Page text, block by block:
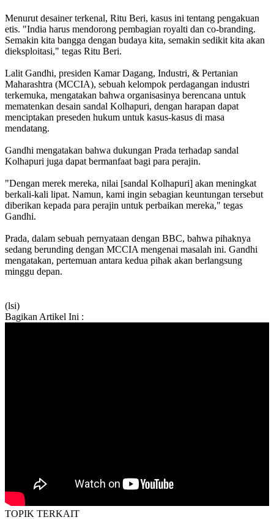
Menurut desainer terkenal, Ritu Beri, kasus ini tentang pengakuan
etis. "India harus mendorong pembagian royalti dan co-branding.
Semakin kita bangga dengan budaya kita, semakin sedikit kita akan
dieksploitasi," tegas Ritu Beri.
Lalit Gandhi, presiden Kamar Dagang, Industri, & Pertanian
Maharashtra (MCCIA), sebuah kelompok perdagangan industri
terkemuka, mengatakan bahwa organisasinya berencana untuk
mematenkan desain sandal Kolhapuri, dengan harapan dapat
menciptakan preseden hukum untuk kasus-kasus di masa
mendatang.
Gandhi mengatakan bahwa dukungan Prada terhadap sandal
Kolhapuri juga dapat bermanfaat bagi para perajin.
"Dengan merek mereka, nilai [sandal Kolhapuri] akan meningkat
berkali-kali lipat. Namun, kami ingin sebagian keuntungan tersebut
diberikan kepada para perajin untuk perbaikan mereka," tegas
Gandhi.
Prada, dalam sebuah pernyataan dengan BBC, bahwa pihaknya
sedang berunding dengan MCCIA mengenai masalah ini. Gandhi
mengatakan, pertemuan antara kedua pihak akan berlangsung
minggu depan.
(lsi)
Bagikan Artikel Ini :
TOPIK TERKAIT